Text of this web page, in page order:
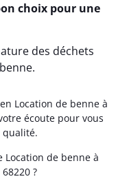
choix pour une
des déchets
Location de benne à
écoute pour vous
qualité.
Location de benne à
?